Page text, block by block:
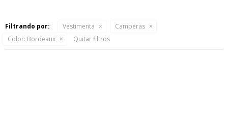
Filtrando por: Vestimenta
Camperas
Color: Bordeaux Quitar filtros